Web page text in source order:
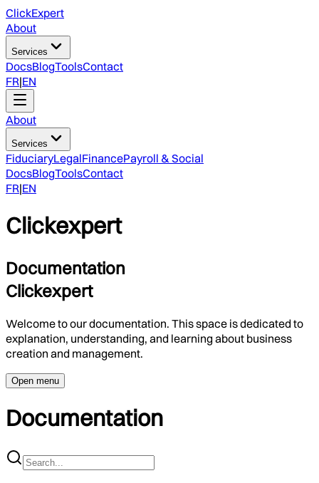
ClickExpert
About
Services
DocsBlogToolsContact
FR|EN
About
Services
FiduciaryLegalFinancePayroll & Social
DocsBlogToolsContact
FR|EN
Clickexpert
Documentation
Clickexpert
Welcome to our documentation. This space is dedicated to
explanation, understanding, and learning about business
creation and management.
Open menu
Documentation